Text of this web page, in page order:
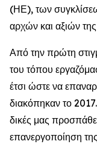
(ΗΕ), των
αρχών και αξιών
Από την πρώτη
του τόπου
έτσι ώστε να
διακόπηκαν το 2017.
δικές μας
επανεργοποίηση